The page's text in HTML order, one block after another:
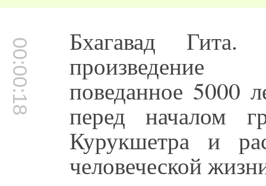
00:00:18 Бхагавад
произведение
поведанное 5000
перед началом
Курукшетра и
человеческой